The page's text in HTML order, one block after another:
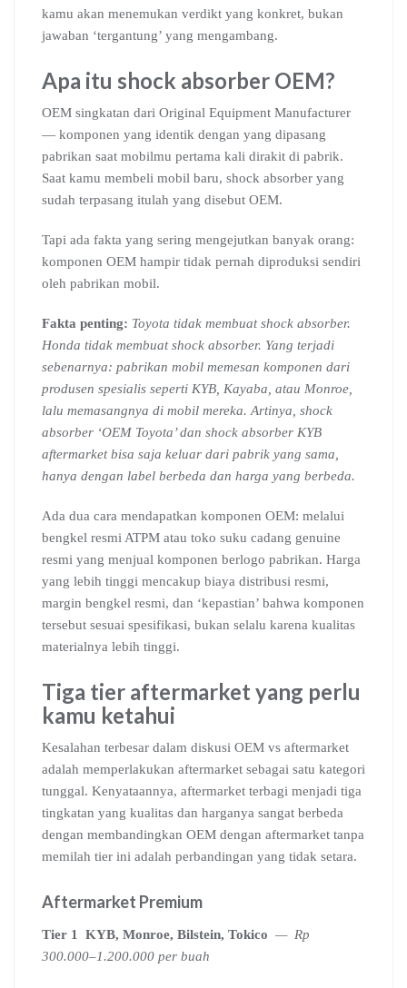
kamu akan menemukan verdikt yang konkret, bukan
jawaban ‘tergantung’ yang mengambang.
Apa itu shock absorber OEM?
OEM singkatan dari Original Equipment Manufacturer
— komponen yang identik dengan yang dipasang
pabrikan saat mobilmu pertama kali dirakit di pabrik.
Saat kamu membeli mobil baru, shock absorber yang
sudah terpasang itulah yang disebut OEM.
Tapi ada fakta yang sering mengejutkan banyak orang:
komponen OEM hampir tidak pernah diproduksi sendiri
oleh pabrikan mobil.
Fakta penting: Toyota tidak membuat shock absorber.
Honda tidak membuat shock absorber. Yang terjadi
sebenarnya: pabrikan mobil memesan komponen dari
produsen spesialis seperti KYB, Kayaba, atau Monroe,
lalu memasangnya di mobil mereka. Artinya, shock
absorber ‘OEM Toyota’ dan shock absorber KYB
aftermarket bisa saja keluar dari pabrik yang sama,
hanya dengan label berbeda dan harga yang berbeda.
Ada dua cara mendapatkan komponen OEM: melalui
bengkel resmi ATPM atau toko suku cadang genuine
resmi yang menjual komponen berlogo pabrikan. Harga
yang lebih tinggi mencakup biaya distribusi resmi,
margin bengkel resmi, dan ‘kepastian’ bahwa komponen
tersebut sesuai spesifikasi, bukan selalu karena kualitas
materialnya lebih tinggi.
Tiga tier aftermarket yang perlu
kamu ketahui
Kesalahan terbesar dalam diskusi OEM vs aftermarket
adalah memperlakukan aftermarket sebagai satu kategori
tunggal. Kenyataannya, aftermarket terbagi menjadi tiga
tingkatan yang kualitas dan harganya sangat berbeda
dengan membandingkan OEM dengan aftermarket tanpa
memilah tier ini adalah perbandingan yang tidak setara.
Aftermarket Premium
Tier 1 KYB, Monroe, Bilstein, Tokico — Rp
300.000–1.200.000 per buah